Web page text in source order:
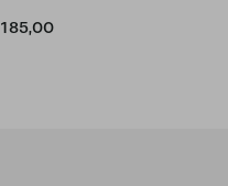
185,00